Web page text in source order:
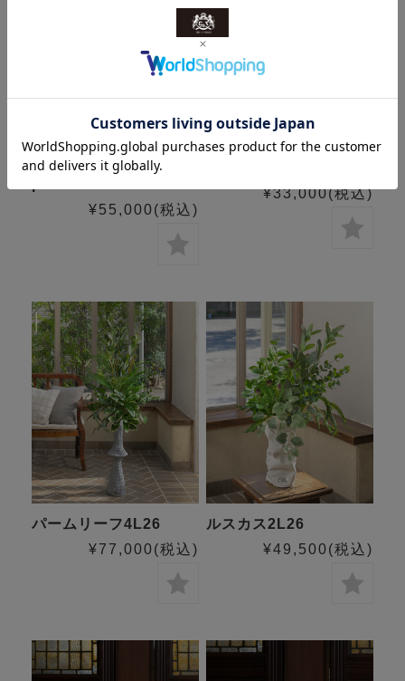
SDGsファレノプシス
¥55,000(税込)
¥33,000(税込)
パームリーフ4L26
¥77,000(税込)
ルスカス2L26
¥49,500(税込)